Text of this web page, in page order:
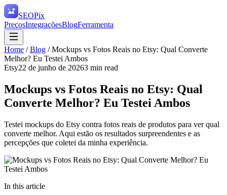
SEOPix
PreçosIntegraçõesBlogFerramenta
Home /Blog /Mockups vs Fotos Reais no Etsy: Qual Converte
Melhor? Eu Testei Ambos
Etsy22 de junho de 20263 min read
Mockups vs Fotos Reais no Etsy: Qual
Converte Melhor? Eu Testei Ambos
Testei mockups do Etsy contra fotos reais de produtos para ver qual
converte melhor. Aqui estão os resultados surpreendentes e as
percepções que coletei da minha experiência.
In this article